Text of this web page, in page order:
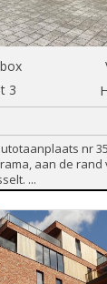
3
nr
aan de rand
...